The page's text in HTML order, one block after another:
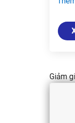
Giảm